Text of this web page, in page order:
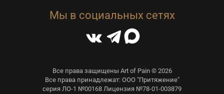
Мы в социальных сетях
Все права защищены Art of Pain © 2026
Все права принадлежат: ООО "Притяжение"
серия ЛО-1 №00168 Лицензия №78-01-003879